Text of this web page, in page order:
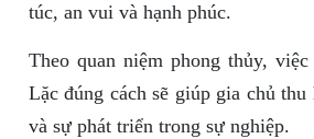
túc, an vui và hạnh phúc.
Theo quan niệm phong thủy,
Lặc đúng cách sẽ giúp gia chủ
và sự phát triển trong sự nghiệp.